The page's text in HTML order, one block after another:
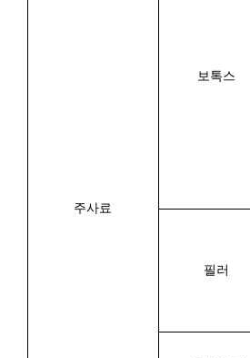
주사료
보톡스
필러